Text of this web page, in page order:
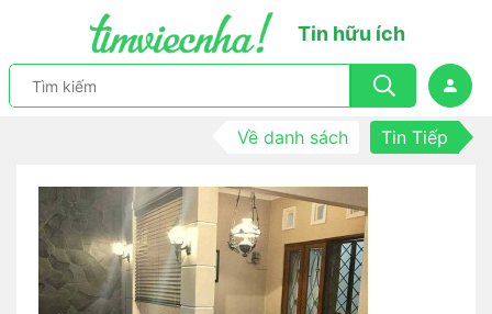
Tin hữu ích
Về danh sách Tin Tiếp